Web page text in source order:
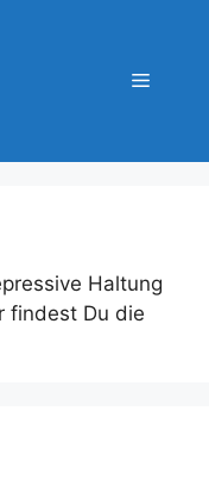
Menü
Haltung
findest Du die